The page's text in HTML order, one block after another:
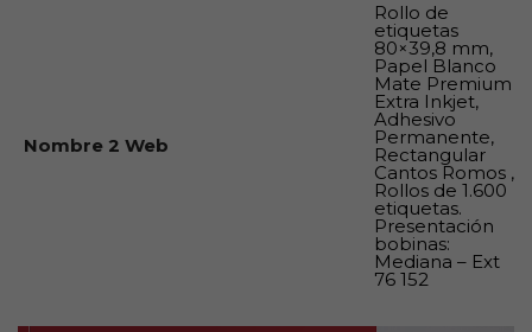
Nombre 2 Web
Rollo de
etiquetas
80×39,8 mm,
Papel Blanco
Mate Premium
Extra Inkjet,
Adhesivo
Permanente,
Rectangular
Cantos Romos ,
Rollos de 1.600
etiquetas.
Presentación
bobinas:
Mediana – Ext
76 152